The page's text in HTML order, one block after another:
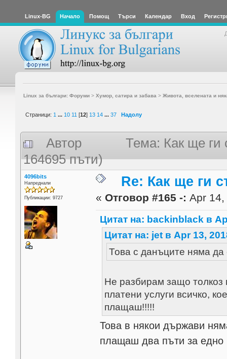
Linux-BG Начало Помощ Търси Календар Вход
Linux за българи: Форуми> Хумор, сатира и забава > Живота, вселената и
Страници: 1 ... 10 11 [12] 13 14 ... 37 Надолу
Автор
Тема: Как ще ги
164695 пъти)
4096bits
Напреднали
Публикации: 9727
Re: Как ще ги
« Отговор #165 -: Apr
Цитат на: backinblack в
Цитат на: jet в Apr 13,
Това с данъците няма
Не разбирам защо толкоз
платени услуги всичко,
плащаш!!!!!
Това в някои държави
плащаш два пъти за